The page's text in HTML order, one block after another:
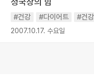
#건강 #다이어트 #건
2007.10.17. 수요일